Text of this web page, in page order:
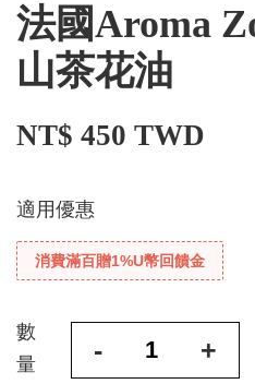
法國Aroma
山茶花油
NT$ 450 TWD
適用優惠
消費滿百贈1%U幣回饋金
數
量
- +